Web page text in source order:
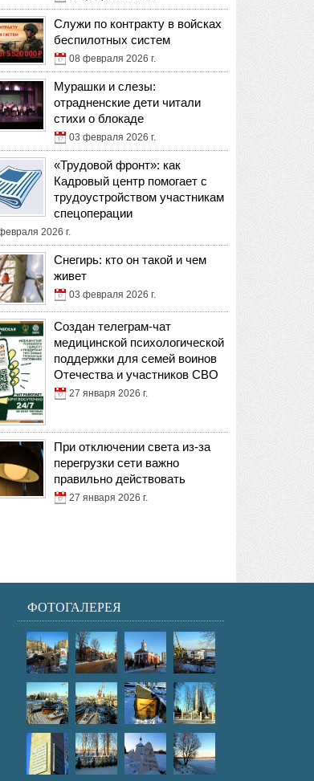
Служи по контракту в войсках
беспилотных систем
08 февраля 2026 г.
Мурашки и слезы:
отрадненские дети читали
стихи о блокаде
03 февраля 2026 г.
«Трудовой фронт»: как
Кадровый центр помогает с
трудоустройством участникам
спецоперации
2026 г.
Снегирь: кто он такой и чем
живет
03 февраля 2026 г.
Создан телеграм-чат
медицинской психологической
поддержки для семей воинов
Отечества и участников СВО
27 января 2026 г.
При отключении света из-за
перегрузки сети важно
правильно действовать
27 января 2026 г.
ФОТОГАЛЕРЕЯ